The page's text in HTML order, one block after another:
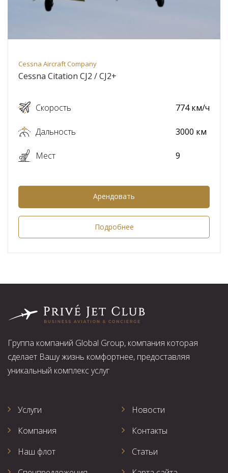
Cessna Aircraft Company
Cessna Citation CJ2 / CJ2+
Скорость
Дальность
Мест
774 км/ч
3000 км
9
Арендовать
Подробнее
Группа компаний Global Group, компания которая
сделает Вашу жизнь комфортнее, предоставляя
уникальный комплекс услуг
Услуги
Компания
Наш флот
Новости
Контакты
Статьи